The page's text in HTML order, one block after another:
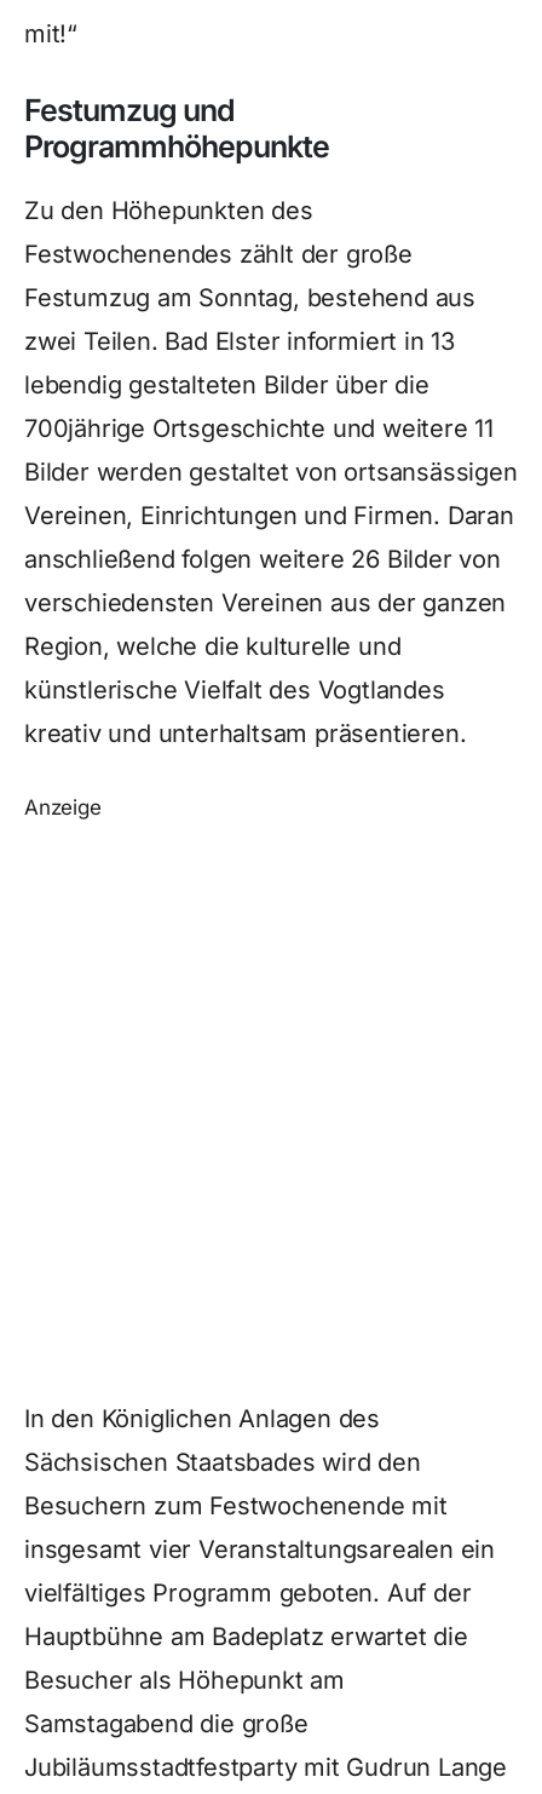
mit!“
Festumzug und
Programmhöhepunkte
Zu den Höhepunkten des
Festwochenendes zählt der große
Festumzug am Sonntag, bestehend aus
zwei Teilen. Bad Elster informiert in 13
lebendig gestalteten Bilder über die
700jährige Ortsgeschichte und weitere 11
Bilder werden gestaltet von ortsansässigen
Vereinen, Einrichtungen und Firmen. Daran
anschließend folgen weitere 26 Bilder von
verschiedensten Vereinen aus der ganzen
Region, welche die kulturelle und
künstlerische Vielfalt des Vogtlandes
kreativ und unterhaltsam präsentieren.
Anzeige
In den Königlichen Anlagen des
Sächsischen Staatsbades wird den
Besuchern zum Festwochenende mit
insgesamt vier Veranstaltungsarealen ein
vielfältiges Programm geboten. Auf der
Hauptbühne am Badeplatz erwartet die
Besucher als Höhepunkt am
Samstagabend die große
Jubiläumsstadtfestparty mit Gudrun Lange